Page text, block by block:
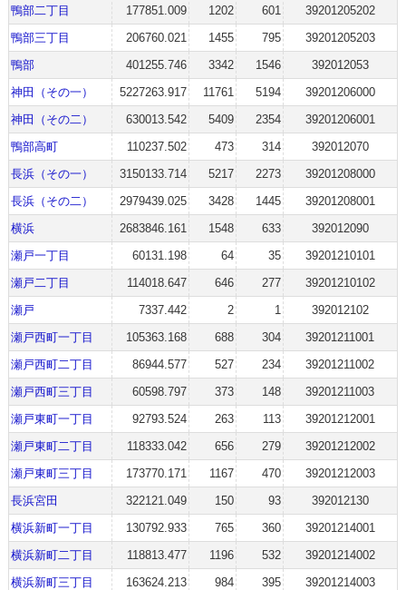
鴨部二丁目 177851.009 1202 601
39201205202
鴨部三丁目
206760.021 1455 795
39201205203
鴨部
401255.746 3342 1546
392012053
神田（その一）
5227263.917 11761 5194
39201206000
神田（その二）
630013.542 5409 2354
39201206001
鴨部高町
110237.502 473 314
392012070
長浜（その一）
3150133.714 5217 2273
39201208000
長浜（その二）
2979439.025 3428 1445
39201208001
横浜
2683846.161 1548 633
392012090
瀬戸一丁目
60131.198 64 35
39201210101
瀬戸二丁目
114018.647 646 277
39201210102
瀬戸
7337.442 2 1
392012102
瀬戸西町一丁目
105363.168 688 304
39201211001
瀬戸西町二丁目
86944.577 527 234
39201211002
瀬戸西町三丁目
60598.797 373 148
39201211003
瀬戸東町一丁目
92793.524 263 113
39201212001
瀬戸東町二丁目
118333.042 656 279
39201212002
瀬戸東町三丁目
173770.171 1167 470
39201212003
長浜宮田
322121.049 150 93
392012130
横浜新町一丁目
130792.933 765 360
39201214001
横浜新町二丁目
118813.477 1196 532
39201214002
横浜新町三丁目
163624.213 984 395
39201214003